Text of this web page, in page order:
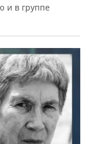
и в группе